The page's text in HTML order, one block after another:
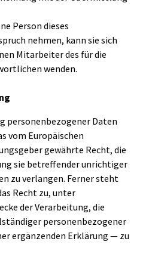
Person dieses
nehmen, kann sie sich
Mitarbeiter des für die
wenden.
personenbezogener Daten
vom Europäischen
gewährte Recht, die
sie betreffender unrichtiger
zu verlangen. Ferner steht
Recht zu, unter
der Verarbeitung, die
personenbezogener
ergänzenden Erklärung — zu